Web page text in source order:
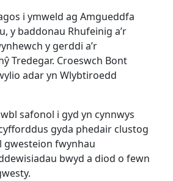
i ymweld ag Amgueddfa
y baddonau Rhufeinig a’r
y gerddi a’r
Tredegar. Croeswch Bont
adar yn Wlybtiroedd
safonol i gyd yn cynnwys
gyda phedair clustog
gwesteion fwynhau
bwyd a diod o fewn